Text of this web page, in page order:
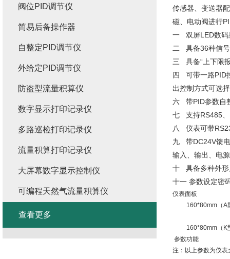
传感器、变送器
磁、电动阀进行
一 双屏LED数码
二 具备36种信号
三 具备“上下限
四 可带一路PID
出控制方式可选
六 带PID参数自
七 支持RS485、
八 仪表可带
九 带DC24V馈
输入、输出、电
十 具备多种外形
十一 参数设定密
仪表面板
160*80mm（A
160*80mm（K
参数功能
注：以上参数为仪
阀位PID调节仪
简易后备操作器
自整定PID调节仪
外给定PID调节仪
防盗型流量积算仪
数字显示打印记录仪
多路巡检打印记录仪
流量积算打印记录仪
大屏幕数字显示控制仪
可编程天然气流量积算仪
查看更多